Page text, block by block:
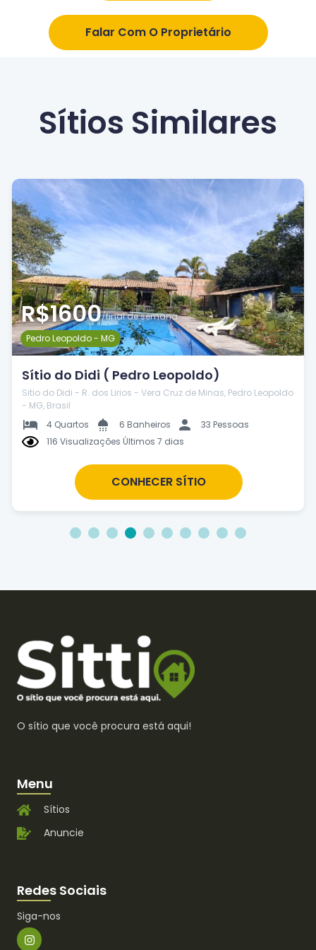
Falar Com O Proprietário
Sítios Similares
R$1600/final de semana
Pedro Leopoldo - MG
Sítio do Didi ( Pedro Leopoldo)
Sitio do Didi - R. dos Lirios - Vera Cruz de Minas, Pedro Leopoldo
- MG, Brasil
4 Quartos
6 Banheiros
33 Pessoas
116 Visualizações Últimos 7 dias
CONHECER SÍTIO
3 4 5 6 7 8 9 10
O sítio que você procura está aqui!
Menu
Sítios
Anuncie
Redes Sociais
Siga-nos